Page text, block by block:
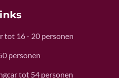
tot 16 - 20 personen
personen
tot 54 personen